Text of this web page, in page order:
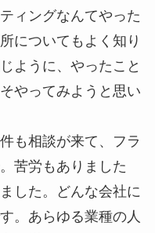
ィングなんてやった
についてもよく知り
ように、やったこと
やってみようと思い
も相談が来て、フラ
苦労もありました
した。どんな会社に
。あらゆる業種の人